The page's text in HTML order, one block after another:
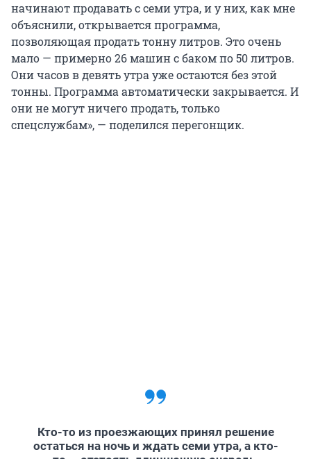
начинают продавать с семи утра, и у них, как мне
объяснили, открывается программа,
позволяющая продать тонну литров. Это очень
мало — примерно 26 машин с баком по 50 литров.
Они часов в девять утра уже остаются без этой
тонны. Программа автоматически закрывается. И
они не могут ничего продать, только
спецслужбам», — поделился перегонщик.
Кто-то из проезжающих принял решение
остаться на ночь и ждать семи утра, а кто-